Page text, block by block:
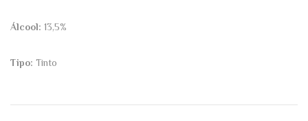
Álcool: 13,5%
Tipo: Tinto